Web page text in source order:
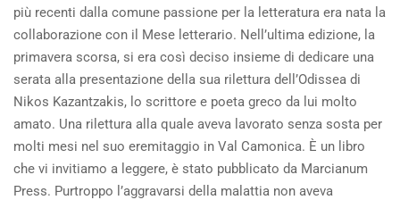
più recenti dalla comune passione per la letteratura era nata la
collaborazione con il Mese letterario. Nell’ultima edizione, la
primavera scorsa, si era così deciso insieme di dedicare una
serata alla presentazione della sua rilettura dell’Odissea di
Nikos Kazantzakis, lo scrittore e poeta greco da lui molto
amato. Una rilettura alla quale aveva lavorato senza sosta per
molti mesi nel suo eremitaggio in Val Camonica. È un libro
che vi invitiamo a leggere, è stato pubblicato da Marcianum
Press. Purtroppo l’aggravarsi della malattia non aveva